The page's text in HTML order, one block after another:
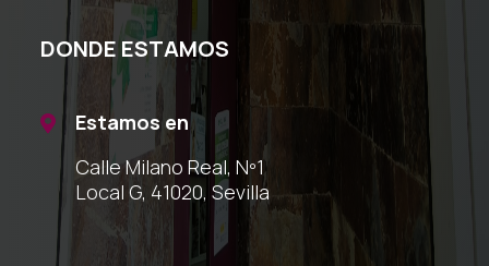
DONDE ESTAMOS

Estamos en
Calle Milano Real, Nº1
Local G, 41020, Sevilla